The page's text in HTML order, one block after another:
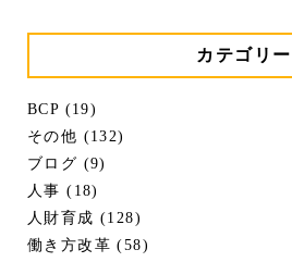
カテゴリー
BCP (19)
その他 (132)
ブログ (9)
人事 (18)
人財育成 (128)
働き方改革 (58)